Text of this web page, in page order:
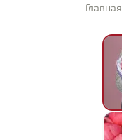
Главная